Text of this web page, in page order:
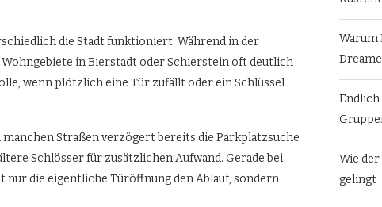
die Stadt funktioniert. Während in der
in Bierstadt oder Schierstein oft deutlich
wenn plötzlich eine Tür zufällt oder ein Schlüssel
Straßen verzögert bereits die Parkplatzsuche
Schlösser für zusätzlichen Aufwand. Gerade bei
nur die eigentliche Türöffnung den Ablauf, sondern
Warum
Endlich
Wie
gelingt